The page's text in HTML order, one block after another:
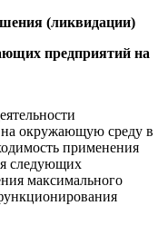
(ликвидации)
предприятий на
окружающую среду в
применения
следующих
максимального